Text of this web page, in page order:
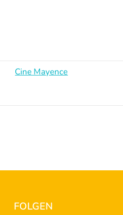
Cine Mayence
FOLGEN